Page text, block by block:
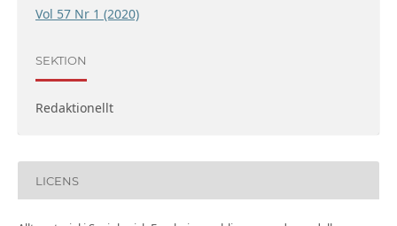
Vol 57 Nr 1 (2020)
SEKTION
Redaktionellt
LICENS